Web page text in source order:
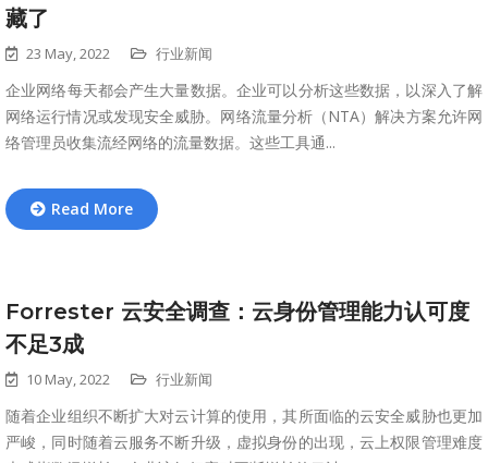
藏了
23 May, 2022 行业新闻
企业网络每天都会产生大量数据。企业可以分析这些数据，以深入了解
网络运行情况或发现安全威胁。网络流量分析（NTA）解决方案允许网
络管理员收集流经网络的流量数据。这些工具通...
Read More
Forrester 云安全调查：云身份管理能力认可度
不足3成
10 May, 2022 行业新闻
随着企业组织不断扩大对云计算的使用，其所面临的云安全威胁也更加
严峻，同时随着云服务不断升级，虚拟身份的出现，云上权限管理难度